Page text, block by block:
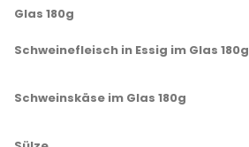
Glas 180g
Schweinefleisch in Essig im Glas 180g
Schweinskäse im Glas 180g